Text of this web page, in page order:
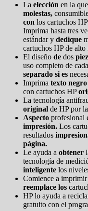
La elección en la
molestas,
con los cartuchos HP
Imprima hasta tres
estándar y dedique
cartuchos HP de
El diseño de dos
uso completo de cada
separado si es
Imprima texto
con cartuchos HP
La tecnología
original de HP por
Aspecto profesional
impresión. Los
resultados
página.
Le ayuda a obtener
tecnología de
inteligente los
Comience a
reemplace los
HP lo ayuda a
gratuito con el